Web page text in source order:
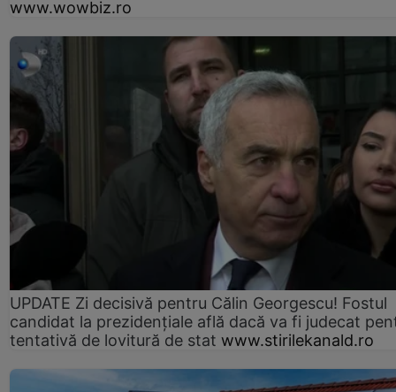
www.wowbiz.ro
UPDATE Zi decisivă pentru Călin Georgescu! Fostul
candidat la prezidențiale află dacă va fi judecat
tentativă de lovitură de stat www.stirilekanald.ro